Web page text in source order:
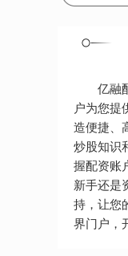
亿融
户为您提
造便捷、
炒股知识
握配资账
新手还是
持，让您
界门户，